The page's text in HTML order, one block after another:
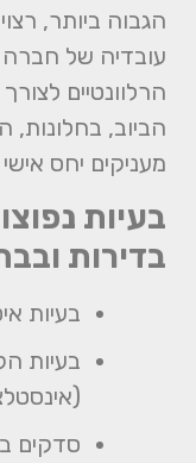
הגבוה ביותר,
עובדיה של חברה
הרלוונטיים
הביוב, בחלונות,
מעניקים יחס
בעיות
בדירות
בעיות
בעיות
סדקים